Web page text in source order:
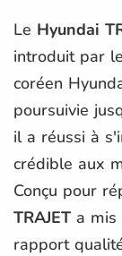
Le Hyundai
introduit par
coréen
poursuivie
il a réussi à
crédible aux
Conçu pour
TRAJETa mis
rapport